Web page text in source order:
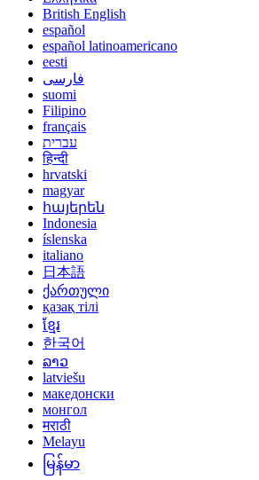
British English
español
español latinoamericano
eesti
فارسی
suomi
Filipino
français
עברית
हिन्दी
hrvatski
magyar
հայերեն
Indonesia
íslenska
italiano
日本語
ქართული
қазақ тілі
ខ្មែរ
한국어
ລາວ
latviešu
македонски
монгол
मराठी
Melayu
မြန်မာ